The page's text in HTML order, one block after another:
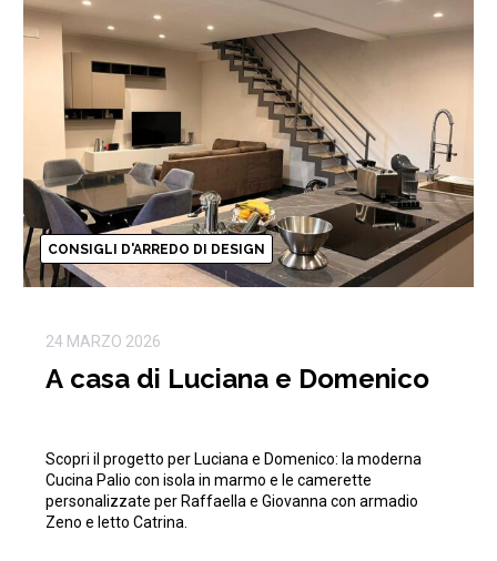
CONSIGLI D'ARREDO DI DESIGN
24 MARZO 2026
A casa di Luciana e Domenico
Scopri il progetto per Luciana e Domenico: la moderna
Cucina Palio con isola in marmo e le camerette
personalizzate per Raffaella e Giovanna con armadio
Zeno e letto Catrina.